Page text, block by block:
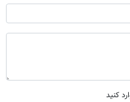
کنید